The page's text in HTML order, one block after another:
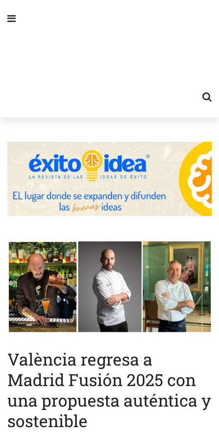
València regresa a
Madrid Fusión 2025 con
una propuesta auténtica y
sostenible